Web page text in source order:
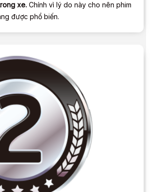
xe. Chính vì lý do này cho nên phim
được phổ biến.